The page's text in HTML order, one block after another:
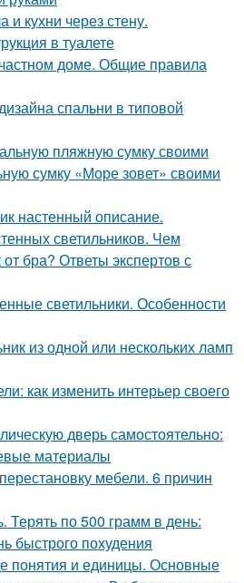
и кухни через стену.
в туалете
доме. Общие правила
спальни в типовой
пляжную сумку своими
сумку «Море зовет» своими
настенный описание.
светильников. Чем
от бра? Ответы экспертов с
светильники. Особенности
из одной или нескольких ламп
как изменить интерьер своего
дверь самостоятельно:
материалы
мебели. 6 причин
Терять по 500 грамм в день:
быстрого похудения
понятия и единицы. Основные